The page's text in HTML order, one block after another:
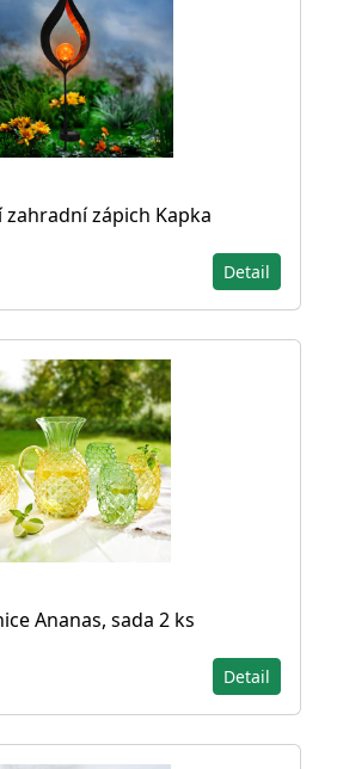
zahradní zápich Kapka
Detail
Ananas, sada 2 ks
Detail